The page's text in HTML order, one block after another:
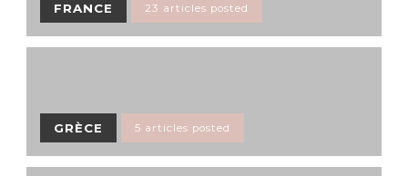
FRANCE 23 articles posted
GRÈCE 5 articles posted